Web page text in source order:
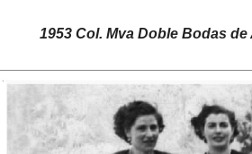
1953 Col. Mva Doble Bodas